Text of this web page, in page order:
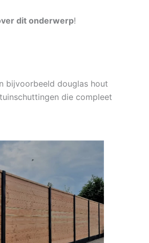
dit onderwerp!
bijvoorbeeld douglas hout
die compleet